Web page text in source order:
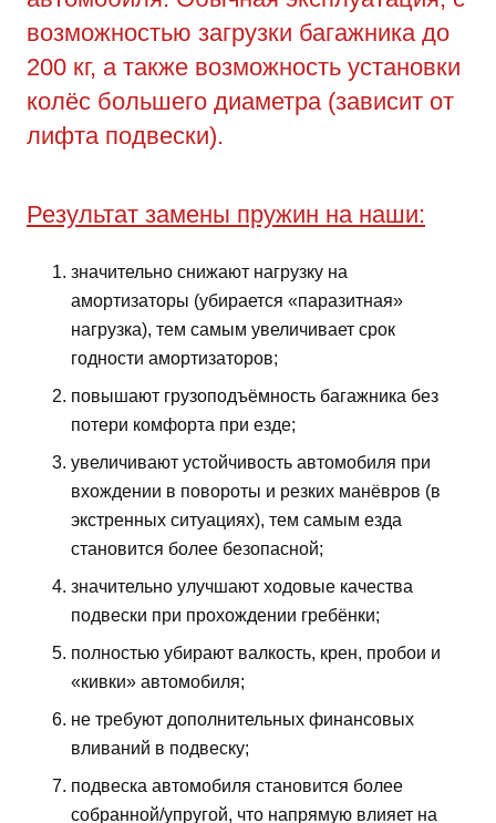
возможностью загрузки багажника до
200 кг, а также возможность установки
колёс большего диаметра (зависит от
лифта подвески).
Результат замены пружин на наши:
значительно снижают нагрузку на
амортизаторы (убирается «паразитная»
нагрузка), тем самым увеличивает срок
годности амортизаторов;
повышают грузоподъёмность багажника без
потери комфорта при езде;
увеличивают устойчивость автомобиля при
вхождении в повороты и резких манёвров (в
экстренных ситуациях), тем самым езда
становится более безопасной;
значительно улучшают ходовые качества
подвески при прохождении гребёнки;
полностью убирают валкость, крен, пробои и
«кивки» автомобиля;
не требуют дополнительных финансовых
вливаний в подвеску;
подвеска автомобиля становится более
собранной/упругой, что напрямую влияет на